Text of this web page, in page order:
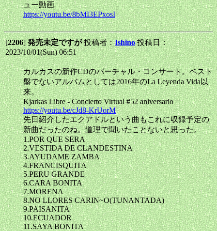
ュー動画
https://youtu.be/8bMI3EPxosI
[2206]発売未定ですが投稿者：Ishino 投稿日：
2023/10/01(Sun) 06:51
カルカスの新作CDのバーチャル・コンサート。ベスト
盤でないアルバムとしては2016年のLa Leyenda Vida以
来。
Kjarkas Libre - Concierto Virtual #52 aniversario
https://youtu.be/cJd8-KrUorM
先日紹介したエクアドルという曲もこれに収録予定の
新曲だったのね。道理で聞いたことないと思った。
1.POR QUE SERA
2.VESTIDA DE CLANDESTINA
3.AYUDAME ZAMBA
4.FRANCISQUITA
5.PERU GRANDE
6.CARA BONITA
7.MORENA
8.NO LLORES CARIN~O(TUNANTADA)
9.PAISANITA
10.ECUADOR
11.SAYA BONITA